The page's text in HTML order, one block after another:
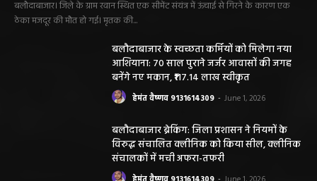
बलौदाबाजार। जिले के ग्राम रवान स्थित एक सीमेंट संयंत्र में ऊंचाई से गिरने के कारण एक
ठेका मजदूर की मौत हो गई। मृतक की...
बलौदाबाजार के स्वच्छता कर्मियों को मिलेगा नया
आशियाना: 70 साल पुराने जर्जर आवासों की जगह
बनेंगे नए मकान, ₹117.14 लाख स्वीकृत
हेमंत वैष्णव 9131614309 - June 1, 2026
बलौदाबाजार ब्रेकिंग: जिला प्रशासन ने नियमों के
विरुद्ध संचालित क्लीनिक को किया सील, क्लीनिक
संचालकों में मची अफरा-तफरी